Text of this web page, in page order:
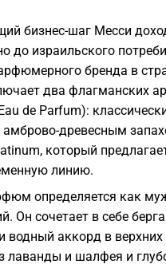
бизнес-шаг Месси
до израильского
бренда в
два флагманских
de Parfum):
амброво-древесным
который
линию.
определяется как
Он сочетает в себе
водный аккорд в верхних
лаванды и шалфея и